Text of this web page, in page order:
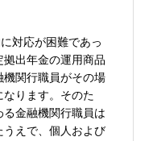
対応が困難であっ
出年金の運用商品
関行職員がその場
ります。そのた
金融機関行職員は
えで、個人および